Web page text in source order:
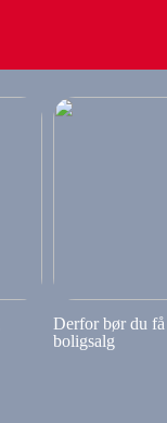
Derfor bør du
boligsalg